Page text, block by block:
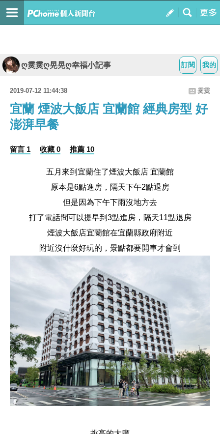
我的
訂閱
ღ霙霙ღ晃晃ღ幸福小記事
2019-07-12 11:44:38 霙霙
宜蘭 煙波大飯店 宜蘭館 經典房型 好
澎湃早餐
留言 1 收藏 0 推薦 10
五月來到宜蘭住了煙波大飯店 宜蘭館
原本是6點進房，隔天下午2點退房
但是因為下午下雨沒地方去
打了電話問可以提早到3點進房，隔天11點退房
煙波大飯店宜蘭館在宜蘭縣政府附近
附近沒什麼好玩的，景點都要開車才會到